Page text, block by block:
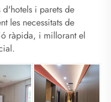
d'hotels i parets de
les necessitats de
ràpida, i millorant el